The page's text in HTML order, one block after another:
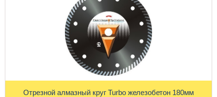
Отрезной алмазный круг Turbo железобетон 180мм